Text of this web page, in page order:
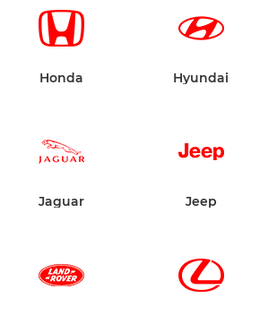
Honda Hyundai
Jaguar Jeep